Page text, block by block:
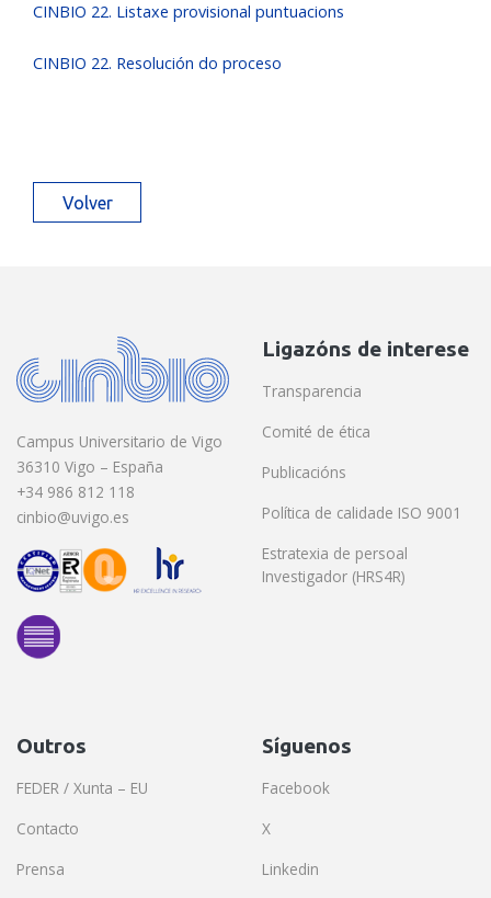
CINBIO 22. Listaxe provisional puntuacions
CINBIO 22. Resolución do proceso
Volver
Campus Universitario de Vigo
36310 Vigo – España
+34 986 812 118
cinbio@uvigo.es
Ligazóns de interese
Transparencia
Comité de ética
Publicacións
Política de calidade ISO 9001
Estratexia de persoal
Investigador (HRS4R)
Outros
FEDER / Xunta – EU
Contacto
Prensa
Síguenos
Facebook
X
Linkedin